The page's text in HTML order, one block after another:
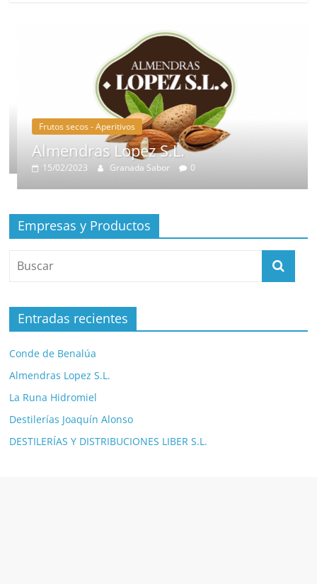
Frutos secos - Aperitivos
Almendras Lopez S.L.
15/02/2023 Granada Sabor 0
Empresas y Productos
Entradas recientes
Conde de Benalúa
Almendras Lopez S.L.
La Runa Hidromiel
Destilerías Joaquín Alonso
DESTILERÍAS Y DISTRIBUCIONES LIBER S.L.